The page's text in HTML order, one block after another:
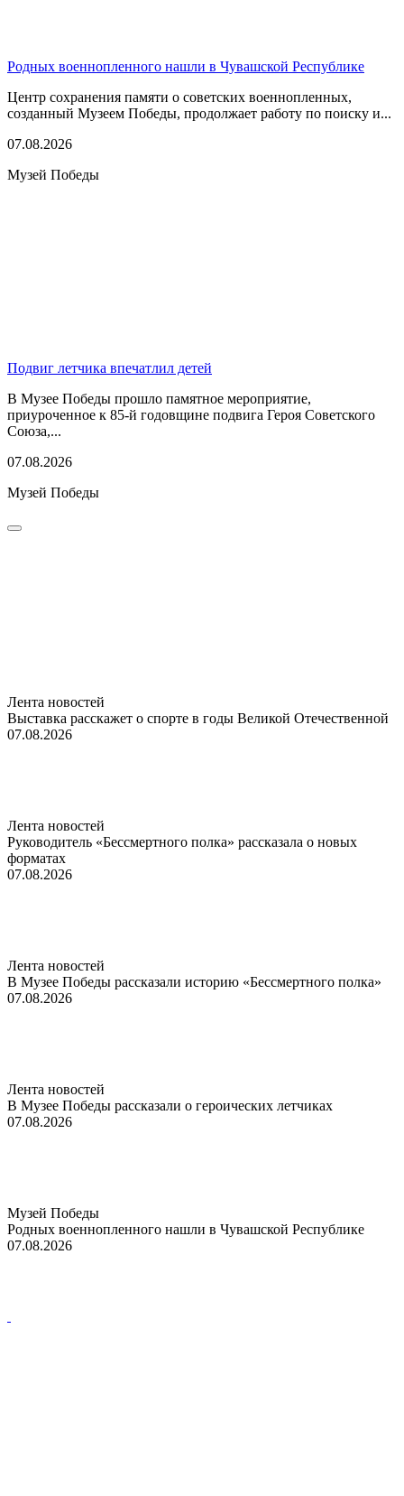
Родных военнопленного нашли в Чувашской Республике
Центр сохранения памяти о советских военнопленных,
созданный Музеем Победы, продолжает работу по поиску и...
07.08.2026
Музей Победы
Подвиг летчика впечатлил детей
В Музее Победы прошло памятное мероприятие,
приуроченное к 85-й годовщине подвига Героя Советского
Союза,...
07.08.2026
Музей Победы
Лента новостей
Выставка расскажет о спорте в годы Великой Отечественной
07.08.2026
Лента новостей
Руководитель «Бессмертного полка» рассказала о новых
форматах
07.08.2026
Лента новостей
В Музее Победы рассказали историю «Бессмертного полка»
07.08.2026
Лента новостей
В Музее Победы рассказали о героических летчиках
07.08.2026
Музей Победы
Родных военнопленного нашли в Чувашской Республике
07.08.2026